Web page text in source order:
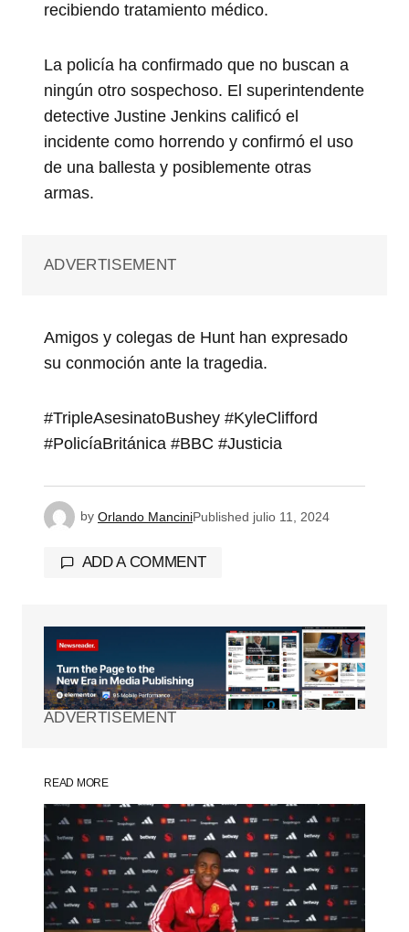
recibiendo tratamiento médico.
La policía ha confirmado que no buscan a
ningún otro sospechoso. El superintendente
detective Justine Jenkins calificó el
incidente como horrendo y confirmó el uso
de una ballesta y posiblemente otras
armas.
ADVERTISEMENT
Amigos y colegas de Hunt han expresado
su conmoción ante la tragedia.
#TripleAsesinatoBushey #KyleClifford
#PolicíaBritánica #BBC #Justicia
by Orlando ManciniPublished julio 11, 2024
ADD A COMMENT
Tu dirección de correo electrónico no será
Los campos obligatorios están
marcados con*
Your Name*
Your E-mail *
ADVERTISEMENT
READ MORE